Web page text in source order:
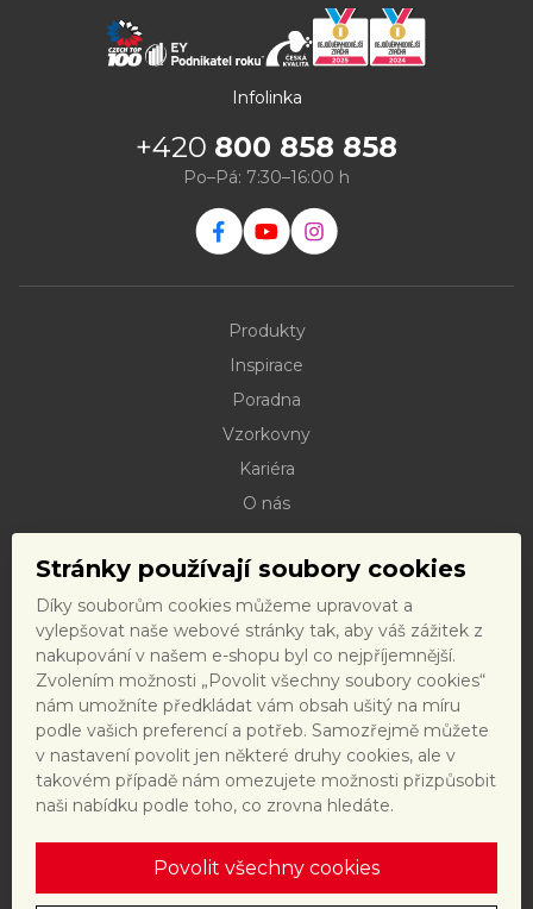
Stránky používají soubory cookies
Díky souborům cookies můžeme upravovat a
vylepšovat naše webové stránky tak, aby váš zážitek z
nakupování v našem e-shopu byl co nejpříjemnější.
Zvolením možnosti „Povolit všechny soubory cookies“
nám umožníte předkládat vám obsah ušitý na míru
podle vašich preferencí a potřeb. Samozřejmě můžete
v nastavení povolit jen některé druhy cookies, ale v
takovém případě nám omezujete možnosti přizpůsobit
naši nabídku podle toho, co zrovna hledáte.
Povolit všechny cookies
Infolinka
+420 800 858 858
Po–Pá: 7:30–16:00 h
Produkty
Inspirace
Poradna
Vzorkovny
Kariéra
O nás
Dokumenty ke stažení
Doprava
Reklamační řád
Reklamační formulář
Obchodní podmínky a právní předpisy
Ochrana dat
Nastavení cookies
Tento web je chráněn reCAPTCHA a platízásady ochrany